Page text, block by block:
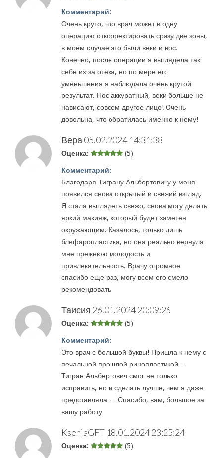
Комментарий:
Очень круто, что врач может в одну
операцию откорректировать сразу две зоны,
в моем случае это были веки и нос.
Конечно, после операции я выглядела так
себе из-за отека, но по мере его
уменьшения я наблюдала очень крутой
результат. Нос аккуратный, веки больше не
нависают, совсем другое лицо! Очень
довольна, что обратилась именно к нему!
Вера 05.02.2024 14:31:38
Оценка: (5)
Комментарий:
Благодаря Тиграну Альбертовичу у меня
появился снова открытый и свежий взгляд.
Я стала выглядеть свежо, снова могу делать
яркий макияж, который будет заметен
окружающим. Казалось, только лишь
блефаропластика, но она реально вернула
мне прежнюю молодость и
привлекательность. Врачу огромное
спасибо еще раз, могу всем его смело
рекомендовать
Таисия 26.01.2024 20:09:26
Оценка: (5)
Комментарий:
Это врач с большой буквы! Пришла к нему с
печальной прошлой ринопластикой…
Тигран Альбертович смог не только
исправить, но и сделать лучше, чем я даже
представляла … Спасибо, вам, большое за
вашу работу
KseniaGFT 18.01.2024 23:25:24
Оценка: (5)